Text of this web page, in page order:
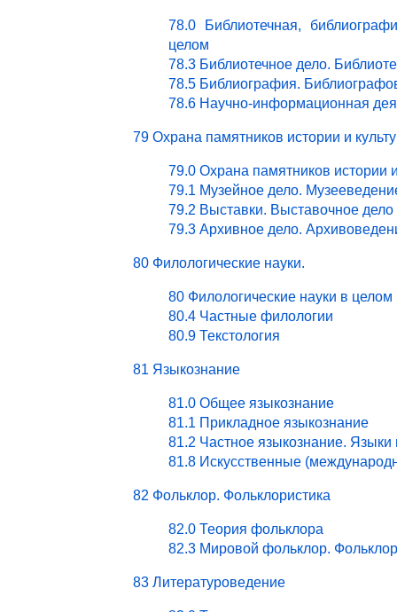
78.0 Библиотечная,
целом
78.3 Библиотечное дело.
78.5 Библиография.
78.6 Научно-информационная
79 Охрана памятников истории и
79.0 Охрана памятников истории
79.1 Музейное дело.
79.2 Выставки. Выставочное дело
79.3 Архивное дело.
80 Филологические науки.
80 Филологические науки в целом
80.4 Частные филологии
80.9 Текстология
81 Языкознание
81.0 Общее языкознание
81.1 Прикладное языкознание
81.2 Частное языкознание. Языки
81.8 Искусственные
82 Фольклор. Фольклористика
82.0 Теория фольклора
82.3 Мировой фольклор.
83 Литературоведение